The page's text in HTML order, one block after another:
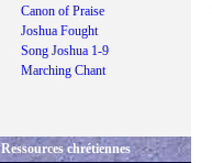
Canon of Praise
Joshua Fought
Song Joshua 1-9
Marching Chant
Ressources chrétiennes